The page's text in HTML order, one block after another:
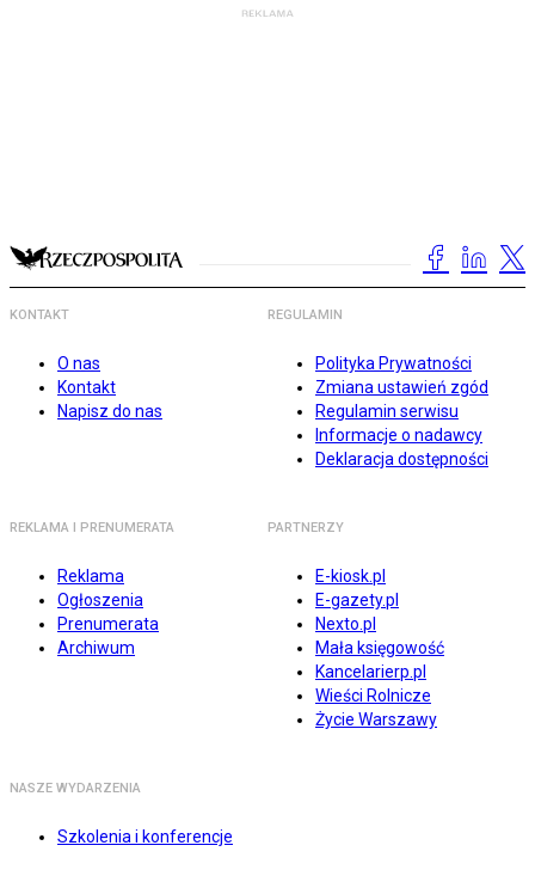
KONTAKT
O nas
Kontakt
Napisz do nas
REGULAMIN
Polityka Prywatności
Zmiana ustawień zgód
Regulamin serwisu
Informacje o nadawcy
Deklaracja dostępności
REKLAMA I PRENUMERATA
Reklama
Ogłoszenia
Prenumerata
Archiwum
PARTNERZY
E-kiosk.pl
E-gazety.pl
Nexto.pl
Mała księgowość
Kancelarierp.pl
Wieści Rolnicze
Życie Warszawy
NASZE WYDARZENIA
Szkolenia i konferencje